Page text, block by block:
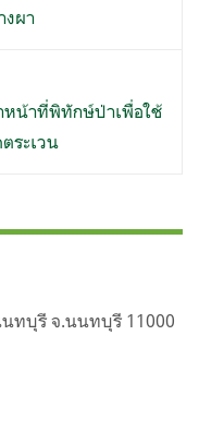
งผา
หน้าที่พิทักษ์ป่าเพื่อใช้
ระเวน
นทบุรี จ.นนทบุรี 11000